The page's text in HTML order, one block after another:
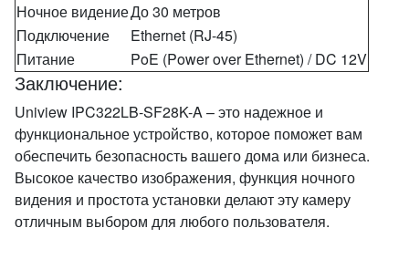
Ночное видениеДо 30 метров
Подключение
Ethernet (RJ-45)
Питание
PoE (Power over Ethernet) / DC 12V
Заключение:
Uniview IPC322LB-SF28K-A – это надежное и
функциональное устройство, которое поможет вам
обеспечить безопасность вашего дома или бизнеса.
Высокое качество изображения, функция ночного
видения и простота установки делают эту камеру
отличным выбором для любого пользователя.